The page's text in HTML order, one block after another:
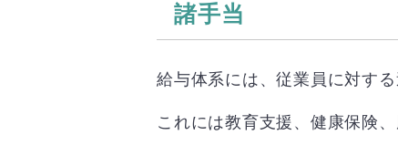
諸手当
給与体系には、従業員に対す
これには教育支援、健康保険